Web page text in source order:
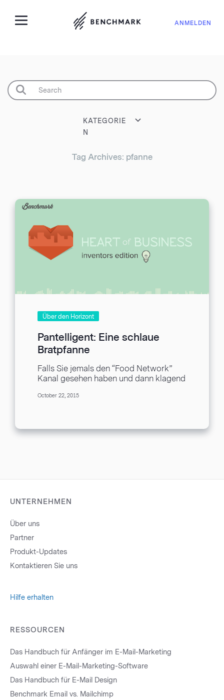
ANMELDEN
KATEGORIE
N
Tag Archives: pfanne
Über den Horizont
Pantelligent: Eine schlaue
Bratpfanne
Falls Sie jemals den “Food Network”
Kanal gesehen haben und dann klagend
einziges Element...
October 22, 2015
UNTERNEHMEN
Über uns
Partner
Produkt-Updates
Kontaktieren Sie uns
Hilfe erhalten
RESSOURCEN
Das Handbuch für Anfänger im E-Mail-Marketing
Auswahl einer E-Mail-Marketing-Software
Das Handbuch für E-Mail Design
Benchmark Email vs. Mailchimp